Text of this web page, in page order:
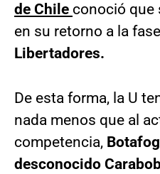
de Chile conoció que
en su retorno a la
Libertadores.
De esta forma, la U
nada menos que al
competencia,
desconocido